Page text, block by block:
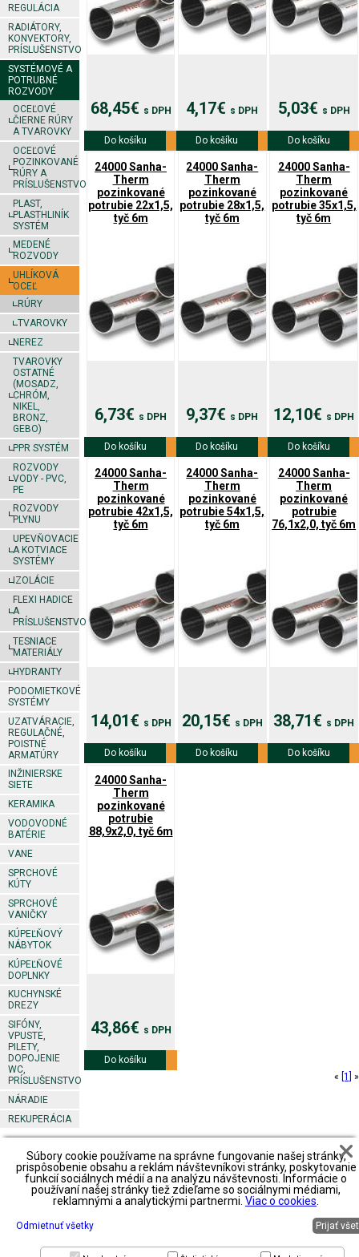
REGULÁCIA
RADIÁTORY,
KONVEKTORY,
PRÍSLUŠENSTVO
SYSTÉMOVÉ A
POTRUBNÉ
ROZVODY
OCEĽOVÉ
ČIERNE RÚRY
A TVAROVKY
OCEĽOVÉ
POZINKOVANÉ
RÚRY A
PRÍSLUŠENSTVO
PLAST,
PLASTHLINÍK
SYSTÉM
MEDENÉ
ROZVODY
UHLÍKOVÁ
OCEĽ
RÚRY
TVAROVKY
NEREZ
TVAROVKY
OSTATNÉ
(MOSADZ,
CHRÓM,
NIKEL,
BRONZ,
GEBO)
PPR SYSTÉM
ROZVODY
VODY - PVC,
PE
ROZVODY
PLYNU
UPEVŇOVACIE
A KOTVIACE
SYSTÉMY
IZOLÁCIE
FLEXI HADICE
A
PRÍSLUŠENSTVO
TESNIACE
MATERIÁLY
HYDRANTY
PODOMIETKOVÉ
SYSTÉMY
UZATVÁRACIE,
REGULAČNÉ,
POISTNÉ
ARMATÚRY
INŽINIERSKE
SIETE
KERAMIKA
VODOVODNÉ
BATÉRIE
VANE
SPRCHOVÉ
KÚTY
SPRCHOVÉ
VANIČKY
KÚPEĽŇOVÝ
NÁBYTOK
KÚPEĽŇOVÉ
DOPLNKY
KUCHYNSKÉ
DREZY
SIFÓNY,
VPUSTE,
PILETY,
DOPOJENIE
WC,
PRÍSLUŠENSTVO
NÁRADIE
REKUPERÁCIA
68,45€ s DPH
Viac info
Do košíku
4,17€ s DPH
Viac info
Do košíku
5,03€ s DPH
Viac info
Do košíku
24000 Sanha-
Therm
pozinkované
potrubie 22x1,5,
tyč 6m
6,73€ s DPH
Viac info
Do košíku
24000 Sanha-
Therm
pozinkované
potrubie 28x1,5,
tyč 6m
9,37€ s DPH
Viac info
Do košíku
24000 Sanha-
Therm
pozinkované
potrubie 35x1,5,
tyč 6m
12,10€ s DPH
Viac info
Do košíku
24000 Sanha-
Therm
pozinkované
potrubie 42x1,5,
tyč 6m
14,01€ s DPH
Viac info
Do košíku
24000 Sanha-
Therm
pozinkované
potrubie 54x1,5,
tyč 6m
20,15€ s DPH
Viac info
Do košíku
24000 Sanha-
Therm
pozinkované
potrubie
76,1x2,0, tyč 6m
38,71€ s DPH
Viac info
Do košíku
24000 Sanha-
Therm
pozinkované
potrubie
88,9x2,0, tyč 6m
43,86€ s DPH
Viac info
Do košíku
« [1] »
Footer
predajné
miesta
dopravy
zoznam
Obchodné
podmienky
spôsob platby
spôsob
dopravy
reklamácie
partnerov
Obchodné
podmienky2
spôsob platby
spôsob
partnerov
Obchodné
podmienky3
spôsob platby
spôsob
prenájom
Súbory cookie používame na správne fungovanie našej stránky,
prispôsobenie obsahu a reklám návštevníkovi stránky, poskytovanie
funkcií sociálnych médií a na analýzu návštevnosti. Informácie o
používaní našej stránky tiež zdieľame so sociálnymi médiami,
reklamnými a analytickými partnermi. Viac o cookies
Odmietnuť všetky Prijať